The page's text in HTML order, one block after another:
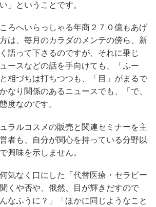
」ということです。
ろへいらっしゃる年商２７０億もあげ
は、毎月のカラダのメンテの傍ら、新
語って下さるのですが、それに乗じ
ースなどの話を手向けても、「ふー
相づちは打ちつつも、「目」がまるで
なり関係のあるニュースでも、「で、
度なのです。
ラルコスメの販売と関連セミナーを主
者も、自分が関心を持っている分野以
興味を示しません。
気なく口にした「代替医療・セラピー
くや否や、俄然、目が輝きだすので
なふうに？」「ほかに同じようなこと